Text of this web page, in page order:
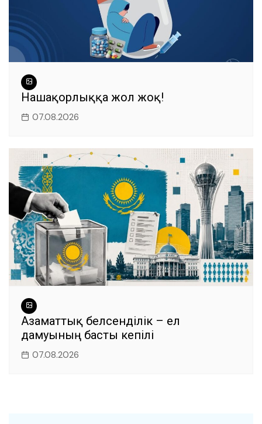
Нашақорлыққа жол жоқ!
07.08.2026
Азаматтық белсенділік – ел
дамуының басты кепілі
07.08.2026